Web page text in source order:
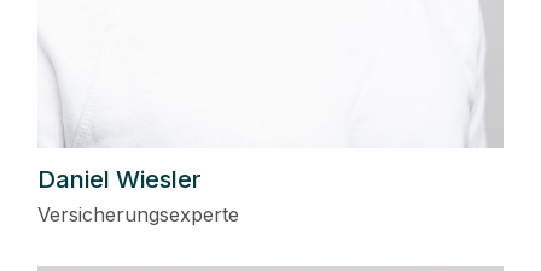
Daniel Wiesler
Versicherungsexperte